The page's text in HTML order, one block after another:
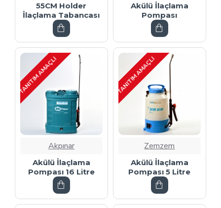
55CM Holder
İlaçlama Tabancası
Akülü İlaçlama
Pompası
TANITIM AMAÇLI
Akpınar
Akülü İlaçlama
Pompası 16 Litre
TANITIM AMAÇLI
Zemzem
Akülü İlaçlama
Pompası 5 Litre